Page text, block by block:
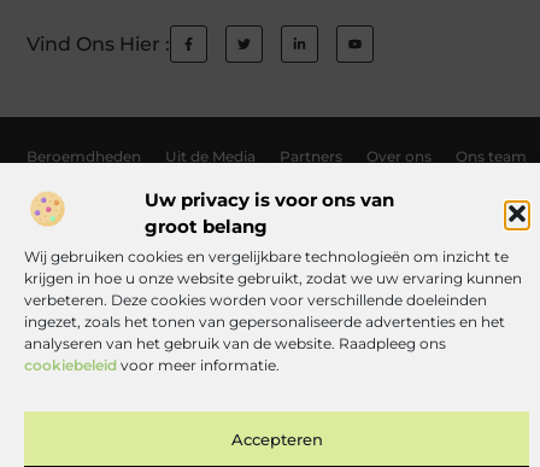
Uw privacy is voor ons van
groot belang
Wij gebruiken cookies en vergelijkbare technologieën om inzicht te
krijgen in hoe u onze website gebruikt, zodat we uw ervaring kunnen
verbeteren. Deze cookies worden voor verschillende doeleinden
ingezet, zoals het tonen van gepersonaliseerde advertenties en het
analyseren van het gebruik van de website. Raadpleeg ons
cookiebeleid voor meer informatie.
Accepteren
Vind Ons Hier :
Beroemdheden Uit de Media Partners Over ons Ons team
Contact Auteur worden Website index Cookiebeleid (EU)
Links kopen Nederland: wat jij moet weten voordat je de knoop doorhakt
Manieren om geld te verdienen met jouw website: zo haal je er alles uit
All Rights Reserved © 2025
www.toneelgroephelvetia.nl.